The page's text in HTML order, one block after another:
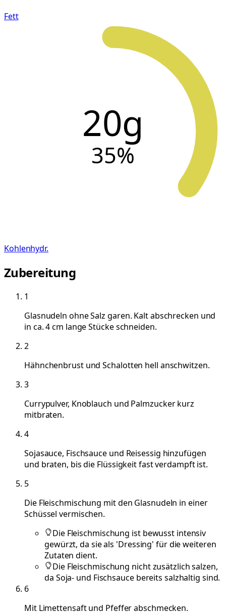
Fett
20g
35%
Kohlenhydr.
Zubereitung
1
Glasnudeln ohne Salz garen. Kalt abschrecken und
in ca. 4 cm lange Stücke schneiden.
2
Hähnchenbrust und Schalotten hell anschwitzen.
3
Currypulver, Knoblauch und Palmzucker kurz
mitbraten.
4
Sojasauce, Fischsauce und Reisessig hinzufügen
und braten, bis die Flüssigkeit fast verdampft ist.
5
Die Fleischmischung mit den Glasnudeln in einer
Schüssel vermischen.
Die Fleischmischung ist bewusst intensiv
gewürzt, da sie als 'Dressing' für die weiteren
Zutaten dient.
Die Fleischmischung nicht zusätzlich salzen,
da Soja- und Fischsauce bereits salzhaltig sind.
6
Mit Limettensaft und Pfeffer abschmecken.